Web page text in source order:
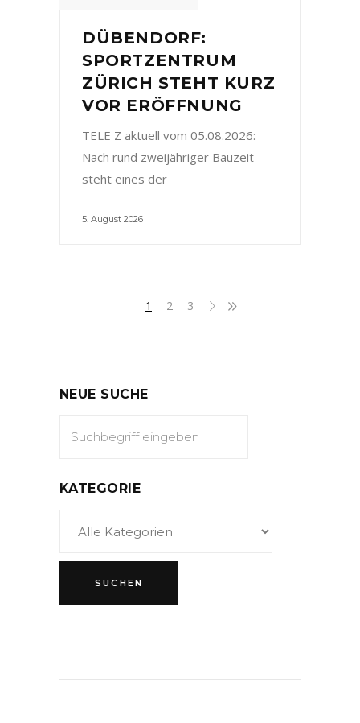
DÜBENDORF:
SPORTZENTRUM
ZÜRICH STEHT KURZ
VOR ERÖFFNUNG
TELE Z aktuell vom 05.08.2026:
Nach rund zweijähriger Bauzeit
steht eines der
5. August 2026
1 2 3
NEUE SUCHE
KATEGORIE